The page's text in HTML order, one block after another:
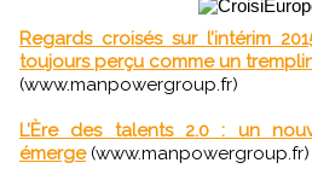
Regards croisés sur l’intérim 2015 : le travail temporaire
toujours perçu comme un
(www.manpowergroup.fr)
L’Ère des talents 2.0 : un
émerge(www.manpowergroup.fr)